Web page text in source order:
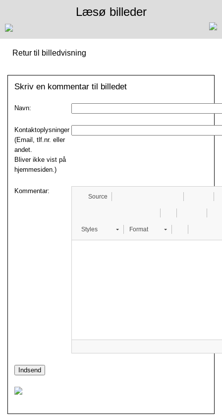
Læsø billeder
Retur til billedvisning
Skriv en kommentar til billedet
Navn:
Kontaktoplysninger
(Email, tlf.nr. eller
andet.
Bliver ikke vist på
hjemmesiden.)
Kommentar:
Source
Styles Format